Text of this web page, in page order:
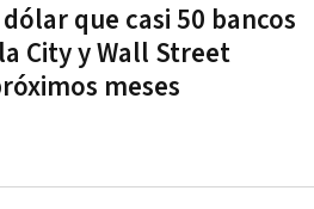
que casi 50 bancos
City y Wall Street
meses